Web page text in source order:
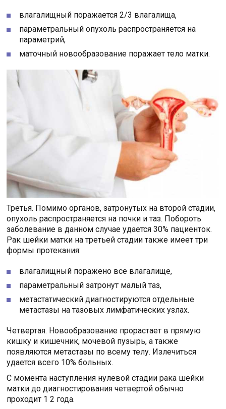
влагалищный поражается 2/3 влагалища,
параметральный опухоль распространяется на
параметрий,
маточный новообразование поражает тело матки.
Третья. Помимо органов, затронутых на второй стадии,
опухоль распространяется на почки и таз. Побороть
заболевание в данном случае удается 30% пациенток.
Рак шейки матки на третьей стадии также имеет три
формы протекания:
влагалищный поражено все влагалище,
параметральный затронут малый таз,
метастатический диагностируются отдельные
метастазы на тазовых лимфатических узлах.
Четвертая. Новообразование прорастает в прямую
кишку и кишечник, мочевой пузырь, а также
появляются метастазы по всему телу. Излечиться
удается всего 10% больных.
С момента наступления нулевой стадии рака шейки
матки до диагностирования четвертой обычно
проходит 1 2 года.